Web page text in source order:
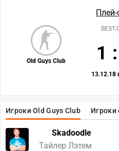
Игроки Old Guys Club Игроки
Skadoodle
Тайлер Лэтем
Old Guys Club
BEST-
1 :
13.12.18